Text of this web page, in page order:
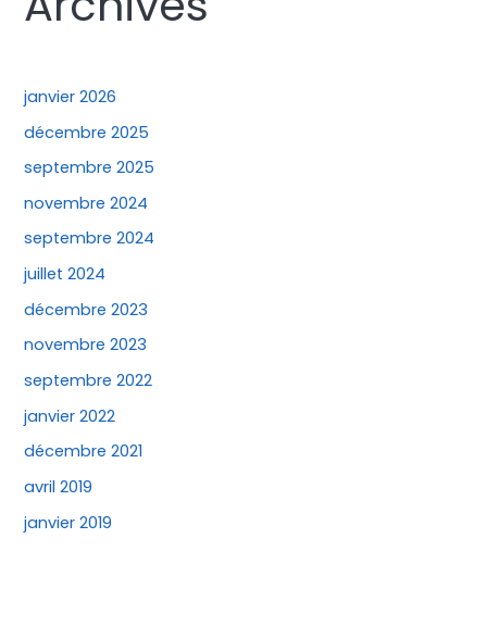
janvier 2026
décembre 2025
septembre 2025
novembre 2024
septembre 2024
juillet 2024
décembre 2023
novembre 2023
septembre 2022
janvier 2022
décembre 2021
avril 2019
janvier 2019